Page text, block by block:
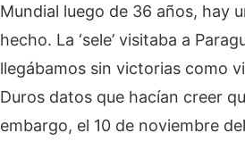
Mundial luego de 36 años, hay
hecho. La ‘sele’ visitaba a
llegábamos sin victorias como
Duros datos que hacían creer
embargo, el 10 de noviembre